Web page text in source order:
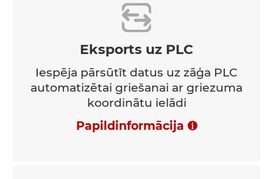
Eksports uz PLC
Iespēja pārsūtīt datus uz zāģa PLC
automatizētai griešanai ar griezuma
koordinātu ielādi
Papildinformācija